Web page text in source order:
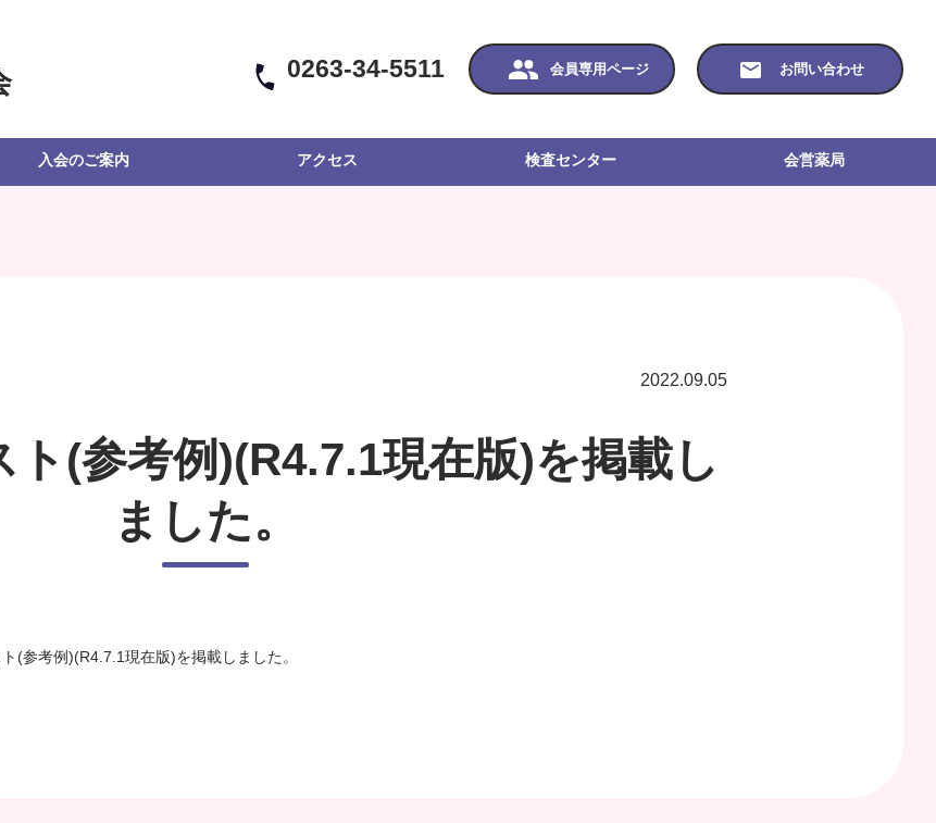
0263-34-5511 会員専用ページ お問い合わせ
入会のご案内 アクセス 検査センター 会営薬局
2022.09.05
ト(参考例)(R4.7.1現在版)を掲載し
ました。
(参考例)(R4.7.1現在版)を掲載しました。